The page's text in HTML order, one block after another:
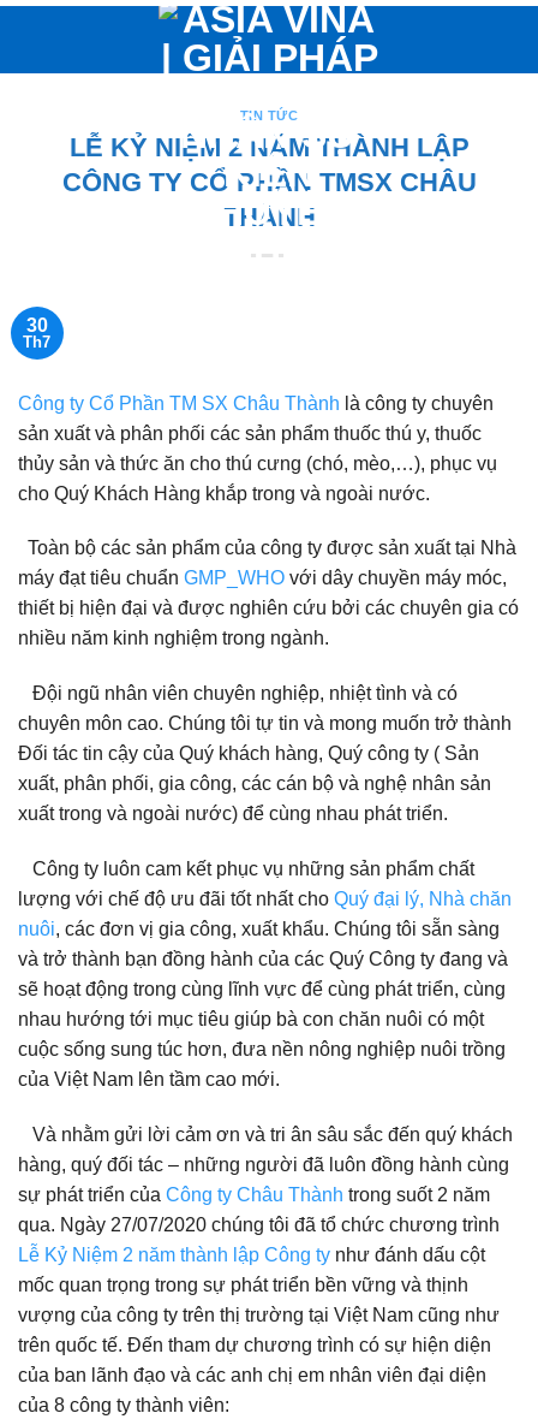
nội
TIN TỨC
LỄ KỶ NIỆM 2 NĂM THÀNH LẬP
CÔNG TY CỔ PHẦN TMSX CHÂU
THÀNH
30
Th7
Công ty Cổ Phần TM SX Châu Thành là công ty chuyên
sản xuất và phân phối các sản phẩm thuốc thú y, thuốc
thủy sản và thức ăn cho thú cưng (chó, mèo,…), phục vụ
cho Quý Khách Hàng khắp trong và ngoài nước.
Toàn bộ các sản phẩm của công ty được sản xuất tại Nhà
máy đạt tiêu chuẩn GMP_WHO với dây chuyền máy móc,
thiết bị hiện đại và được nghiên cứu bởi các chuyên gia có
nhiều năm kinh nghiệm trong ngành.
Đội ngũ nhân viên chuyên nghiệp, nhiệt tình và có
chuyên môn cao. Chúng tôi tự tin và mong muốn trở thành
Đối tác tin cậy của Quý khách hàng, Quý công ty ( Sản
xuất, phân phối, gia công, các cán bộ và nghệ nhân sản
xuất trong và ngoài nước) để cùng nhau phát triển.
Công ty luôn cam kết phục vụ những sản phẩm chất
lượng với chế độ ưu đãi tốt nhất cho Quý đại lý, Nhà chăn
nuôi, các đơn vị gia công, xuất khẩu. Chúng tôi sẵn sàng
và trở thành bạn đồng hành của các Quý Công ty đang và
sẽ hoạt động trong cùng lĩnh vực để cùng phát triển, cùng
nhau hướng tới mục tiêu giúp bà con chăn nuôi có một
cuộc sống sung túc hơn, đưa nền nông nghiệp nuôi trồng
của Việt Nam lên tầm cao mới.
Và nhằm gửi lời cảm ơn và tri ân sâu sắc đến quý khách
hàng, quý đối tác – những người đã luôn đồng hành cùng
sự phát triển của Công ty Châu Thành trong suốt 2 năm
qua. Ngày 27/07/2020 chúng tôi đã tổ chức chương trình
Lễ Kỷ Niệm 2 năm thành lập Công ty như đánh dấu cột
mốc quan trọng trong sự phát triển bền vững và thịnh
vượng của công ty trên thị trường tại Việt Nam cũng như
trên quốc tế. Đến tham dự chương trình có sự hiện diện
của ban lãnh đạo và các anh chị em nhân viên đại diện
của 8 công ty thành viên: